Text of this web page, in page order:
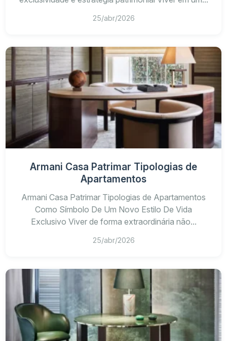
25/abr/2026
Armani Casa Patrimar Tipologias de
Apartamentos
Armani Casa Patrimar Tipologias de Apartamentos
Como Símbolo De Um Novo Estilo De Vida
Exclusivo Viver de forma extraordinária não...
25/abr/2026